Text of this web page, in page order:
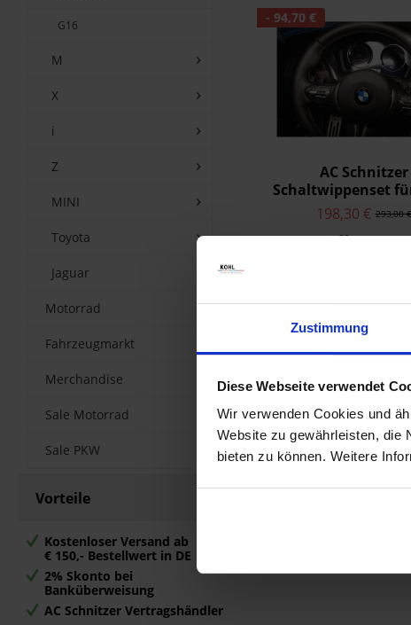
Zustimmung
Diese Webseite verwendet
Wir verwenden Cookies und
Website zu gewährleisten, die
bieten zu können. Weitere
G16
M
X
i
Z
MINI
Toyota
Jaguar
Motorrad
Fahrzeugmarkt
Merchandise
Sale Motorrad
Sale PKW
Vorteile
Kostenloser Versand ab
€ 150,- Bestellwert in DE
2% Skonto bei
Banküberweisung
AC Schnitzer Vertragshändler
- 94,70 €
AC Schnitzer
Schaltwippenset
M8 293,00 €
198,30 €
Merken